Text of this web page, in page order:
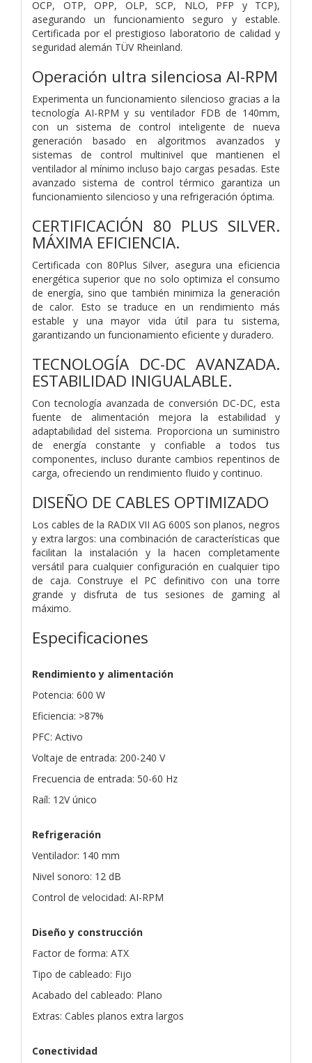
OCP, OTP, OPP, OLP, SCP, NLO, PFP y TCP),
asegurando un funcionamiento seguro y estable.
Certificada por el prestigioso laboratorio de calidad y
seguridad alemán TÜV Rheinland.
Operación ultra silenciosa AI-RPM
Experimenta un funcionamiento silencioso gracias a la
tecnología AI-RPM y su ventilador FDB de 140mm,
con un sistema de control inteligente de nueva
generación basado en algoritmos avanzados y
sistemas de control multinivel que mantienen el
ventilador al mínimo incluso bajo cargas pesadas. Este
avanzado sistema de control térmico garantiza un
funcionamiento silencioso y una refrigeración óptima.
CERTIFICACIÓN 80 PLUS SILVER.
MÁXIMA EFICIENCIA.
Certificada con 80Plus Silver, asegura una eficiencia
energética superior que no solo optimiza el consumo
de energía, sino que también minimiza la generación
de calor. Esto se traduce en un rendimiento más
estable y una mayor vida útil para tu sistema,
garantizando un funcionamiento eficiente y duradero.
TECNOLOGÍA DC-DC AVANZADA.
ESTABILIDAD INIGUALABLE.
Con tecnología avanzada de conversión DC-DC, esta
fuente de alimentación mejora la estabilidad y
adaptabilidad del sistema. Proporciona un suministro
de energía constante y confiable a todos tus
componentes, incluso durante cambios repentinos de
carga, ofreciendo un rendimiento fluido y continuo.
DISEÑO DE CABLES OPTIMIZADO
Los cables de la RADIX VII AG 600S son planos, negros
y extra largos: una combinación de características que
facilitan la instalación y la hacen completamente
versátil para cualquier configuración en cualquier tipo
de caja. Construye el PC definitivo con una torre
grande y disfruta de tus sesiones de gaming al
máximo.
Especificaciones
Rendimiento y alimentación
Potencia: 600 W
Eficiencia: >87%
PFC: Activo
Voltaje de entrada: 200-240 V
Frecuencia de entrada: 50-60 Hz
Raíl: 12V único
Refrigeración
Ventilador: 140 mm
Nivel sonoro: 12 dB
Control de velocidad: AI-RPM
Diseño y construcción
Factor de forma: ATX
Tipo de cableado: Fijo
Acabado del cableado: Plano
Extras: Cables planos extra largos
Conectividad